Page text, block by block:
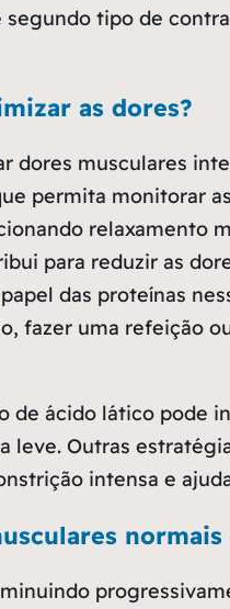
tipo de
as dores?
dores musculares
permita monitorar
relaxamento
para reduzir as
das proteínas
fazer uma refeição
de ácido lático pode
leve. Outras
intensa e
normais